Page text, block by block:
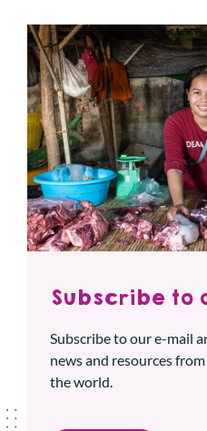
Subscribe to
Subscribe to our e-mail
news and resources
the world.